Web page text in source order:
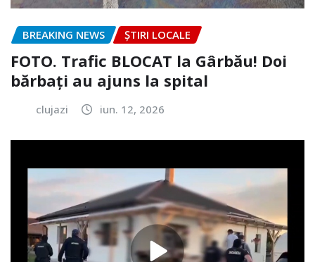
BREAKING NEWS ȘTIRI LOCALE
FOTO. Trafic BLOCAT la Gârbău! Doi
bărbați au ajuns la spital
clujazi iun. 12, 2026